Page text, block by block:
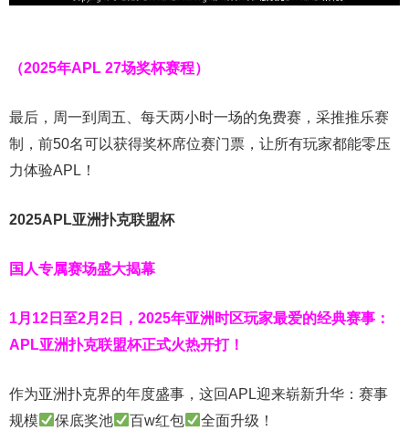
（2025年APL 27场奖杯赛程）
最后，周一到周五、每天两小时一场的免费赛，采推推乐赛
制，前50名可以获得奖杯席位赛门票，让所有玩家都能零压
力体验APL！
2025APL亚洲扑克联盟杯
国人专属赛场盛大揭幕
1月12日至2月2日，2025年亚洲时区玩家最爱的经典赛事：
APL亚洲扑克联盟杯正式火热开打！
作为亚洲扑克界的年度盛事，这回APL迎来崭新升华：赛事
规模
保底奖池 百w红包 全面升级！